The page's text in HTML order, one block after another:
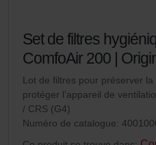
Set de filtres
ComfoAir 200 |
Lot de filtres pour préserver la
protéger l’appareil de
/ CRS (G4)
Numéro de catalogue: